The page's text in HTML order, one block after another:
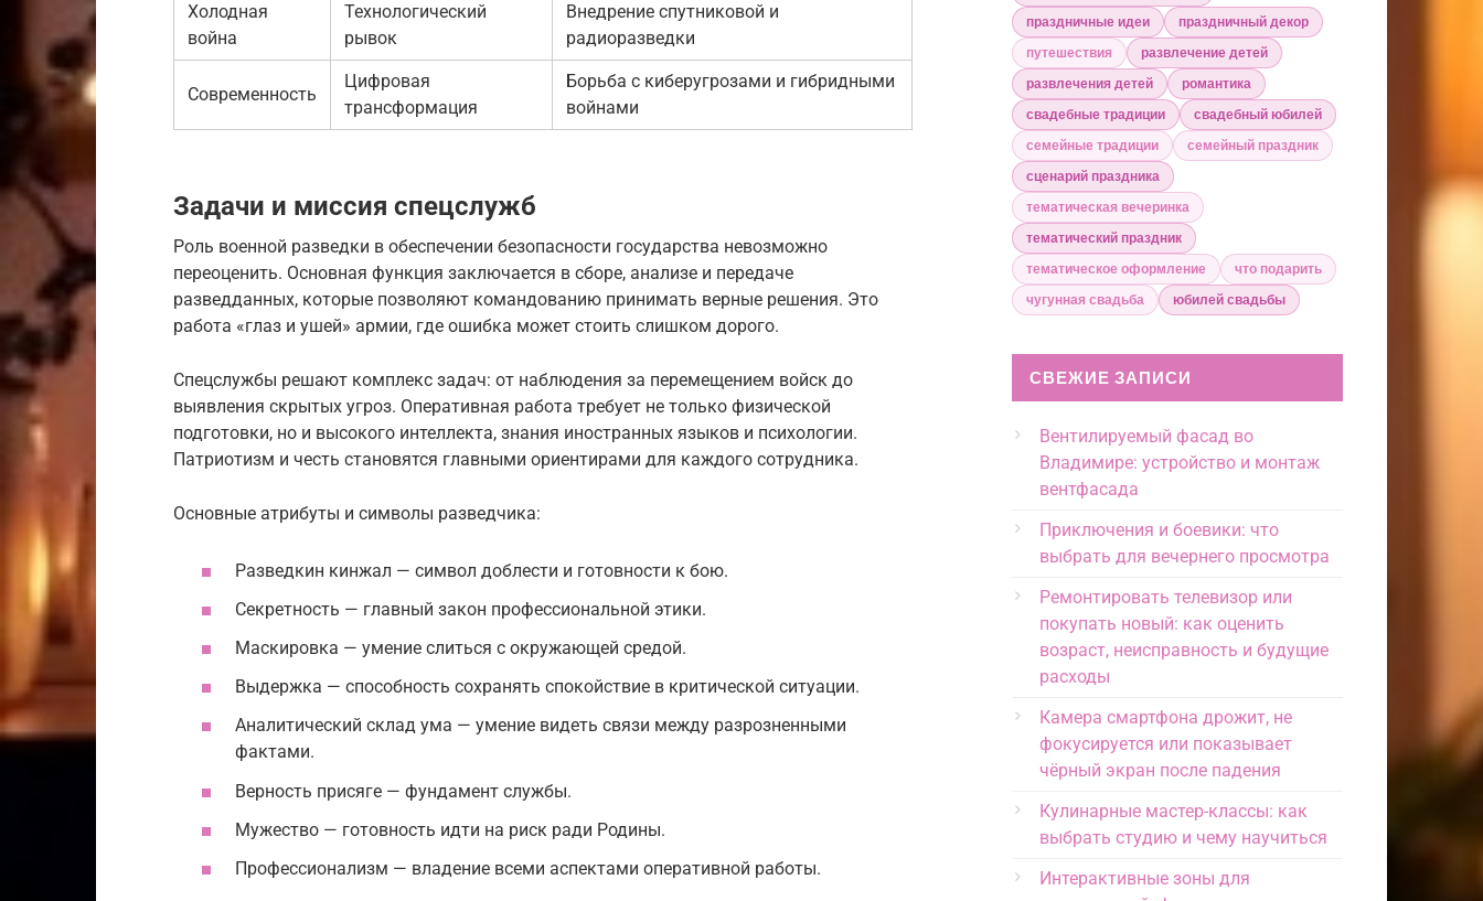
Холодная
война
Технологический
рывок
Внедрение спутниковой и
радиоразведки
Современность
Цифровая
трансформация
Борьба с киберугрозами и гибридными
войнами
Задачи и миссия спецслужб
Роль военной разведки в обеспечении безопасности государства невозможно
переоценить. Основная функция заключается в сборе, анализе и передаче
разведданных, которые позволяют командованию принимать верные решения. Это
работа «глаз и ушей» армии, где ошибка может стоить слишком дорого.
Спецслужбы решают комплекс задач: от наблюдения за перемещением войск до
выявления скрытых угроз. Оперативная работа требует не только физической
подготовки, но и высокого интеллекта, знания иностранных языков и психологии.
Патриотизм и честь становятся главными ориентирами для каждого сотрудника.
Основные атрибуты и символы разведчика:
Разведкин кинжал — символ доблести и готовности к бою.
Секретность — главный закон профессиональной этики.
Маскировка — умение слиться с окружающей средой.
Выдержка — способность сохранять спокойствие в критической ситуации.
Аналитический склад ума — умение видеть связи между разрозненными
фактами.
Верность присяге — фундамент службы.
Мужество — готовность идти на риск ради Родины.
Профессионализм — владение всеми аспектами оперативной работы.
праздничные идеи
праздничный декор
путешествия
развлечение детей
развлечения детей
романтика
свадебные традиции
свадебный юбилей
семейные традиции
семейный праздник
сценарий праздника
тематическая вечеринка
тематический праздник
тематическое оформление
что подарить
чугунная свадьба
юбилей свадьбы
СВЕЖИЕ ЗАПИСИ
Вентилируемый фасад во
Владимире: устройство и монтаж
вентфасада
Приключения и боевики: что
выбрать для вечернего просмотра
Ремонтировать телевизор или
покупать новый: как оценить
возраст, неисправность и будущие
расходы
Камера смартфона дрожит, не
фокусируется или показывает
чёрный экран после падения
Кулинарные мастер-классы: как
выбрать студию и чему научиться
Интерактивные зоны для